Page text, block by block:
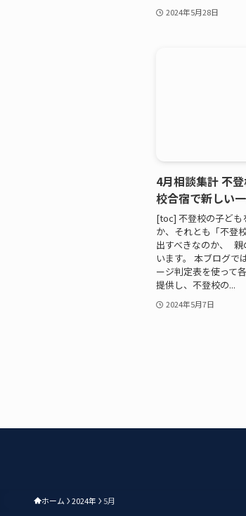
2024年5月28日
4月相談集計 不
校合宿で新しい
[toc] 不登校の子ども
か、それとも「不登
出すべきなのか、
います。 本ブログで
ージ判定表を使って
提供し、不登校の...
2024年5月7日
ホーム 2024年 5月